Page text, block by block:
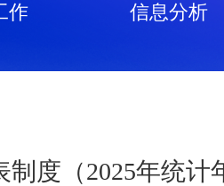
作 信息分析
度（2025年统计